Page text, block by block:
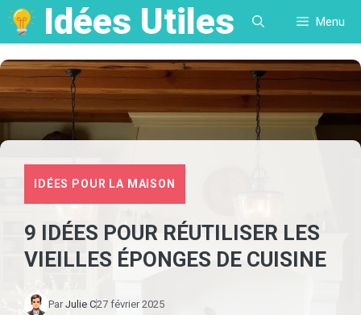
Aller
au
contenu
Idées Utiles Menu
IDÉES POUR LA MAISON
9 IDÉES POUR RÉUTILISER LES
VIEILLES ÉPONGES DE CUISINE
ParJulie C27 février 2025